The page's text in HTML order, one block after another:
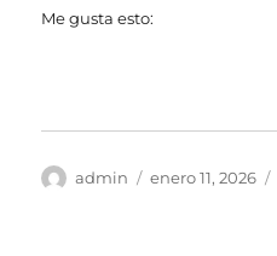
Me gusta esto:
Autor
admin
Publicado
enero 11, 2026